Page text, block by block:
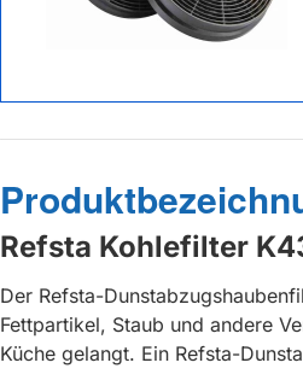
Refsta Kohlefilter
Der Refsta-
Fettpartikel, Staub und andere
Küche gelangt. Ein Refsta-